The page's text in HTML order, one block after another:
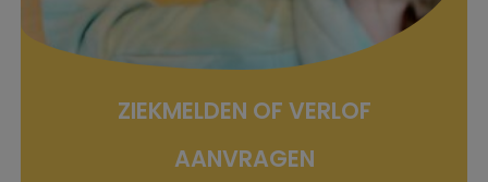
ZIEKMELDEN OF VERLOF
AANVRAGEN